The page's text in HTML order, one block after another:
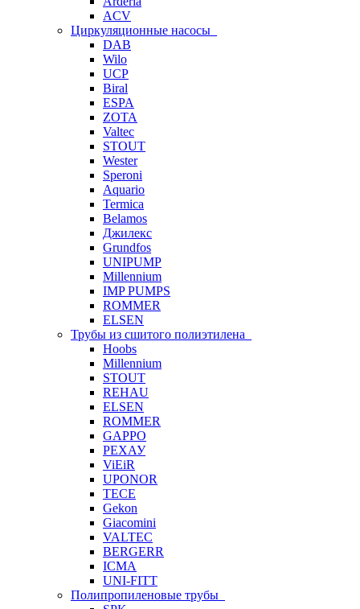
ACV
Циркуляционные насосы
DAB
Wilo
UCP
Biral
ESPA
ZOTA
Valtec
STOUT
Wester
Speroni
Aquario
Termica
Belamos
Джилекс
Grundfos
UNIPUMP
Millennium
IMP PUMPS
ROMMER
ELSEN
Трубы из сшитого полиэтилена
Hoobs
Millennium
STOUT
REHAU
ELSEN
ROMMER
GAPPO
РЕХАУ
ViEiR
UPONOR
TECE
Gekon
Giacomini
VALTEC
BERGERR
ICMA
UNI-FITT
Полипропиленовые трубы